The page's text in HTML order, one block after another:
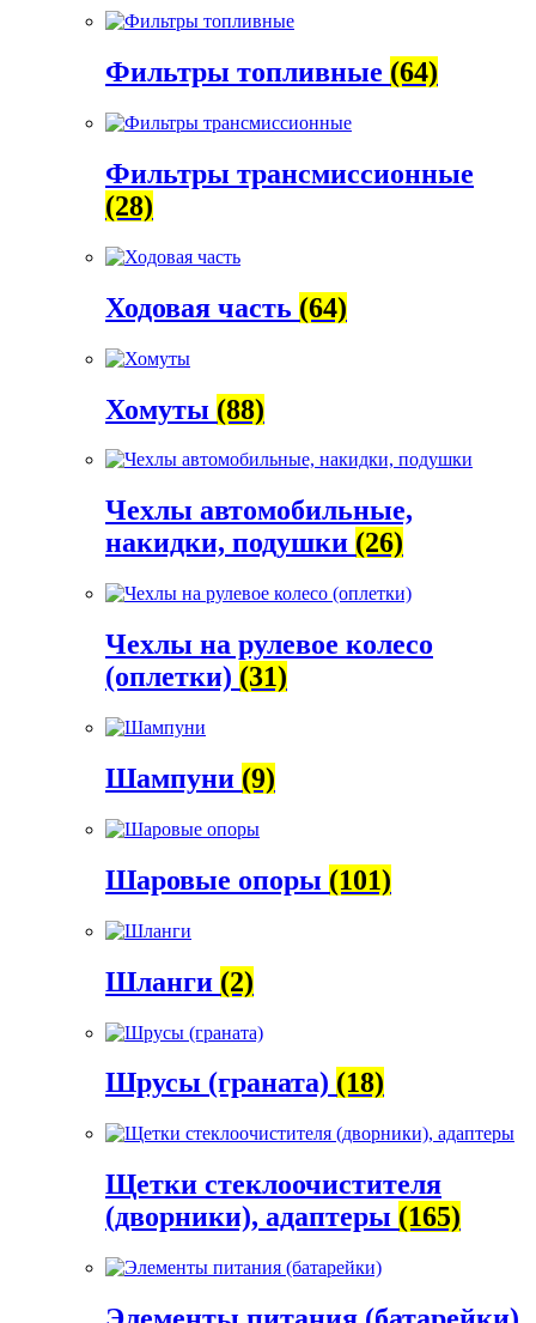
Фильтры топливные (64)
Фильтры трансмиссионные
(28)
Ходовая часть (64)
Хомуты (88)
Чехлы автомобильные,
накидки, подушки (26)
Чехлы на рулевое колесо
(оплетки) (31)
Шампуни (9)
Шаровые опоры (101)
Шланги (2)
Шрусы (граната) (18)
Щетки стеклоочистителя
(дворники), адаптеры (165)